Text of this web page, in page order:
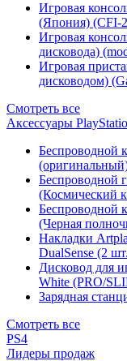
Игровая
(Япония) (CFI-
Игровая
дисковода)
Игровая
дисководом)
Смотреть все
Аксессуары
Беспроводной
Беспроводной
(Космический
Беспроводной
(Черная
Накладки
DualSense (2
Дисковод для
White (PRO/
Зарядная
Смотреть все
PS4
Лидеры продаж